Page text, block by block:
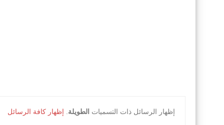
‏إظهار الرسائل ذات التسميات الطويلة إظهار كافة الرسائل